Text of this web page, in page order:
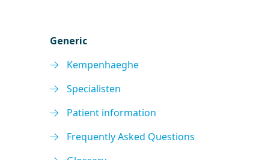
Generic
Kempenhaeghe
Specialisten
Patient information
Frequently Asked Questions